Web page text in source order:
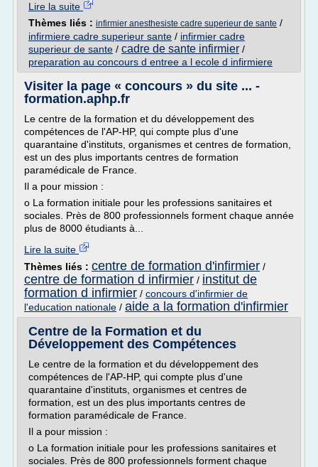
Lire la suite
Thèmes liés : infirmier anesthesiste cadre superieur de sante /
infirmiere cadre superieur sante / infirmier cadre
superieur de sante / cadre de sante infirmier /
preparation au concours d entree a l ecole d infirmiere
Visiter la page « concours » du site ... -
formation.aphp.fr
Le centre de la formation et du développement des
compétences de l'AP-HP, qui compte plus d'une
quarantaine d'instituts, organismes et centres de formation,
est un des plus importants centres de formation
paramédicale de France.
Il a pour mission :
o La formation initiale pour les professions sanitaires et
sociales. Près de 800 professionnels forment chaque année
plus de 8000 étudiants à...
Lire la suite
Thèmes liés : centre de formation d'infirmier /
centre de formation d infirmier / institut de
formation d infirmier / concours d'infirmier de
l'education nationale / aide a la formation d'infirmier
Centre de la Formation et du
Développement des Compétences
Le centre de la formation et du développement des
compétences de l'AP-HP, qui compte plus d'une
quarantaine d'instituts, organismes et centres de
formation, est un des plus importants centres de
formation paramédicale de France.
Il a pour mission :
o La formation initiale pour les professions sanitaires et
sociales. Près de 800 professionnels forment chaque